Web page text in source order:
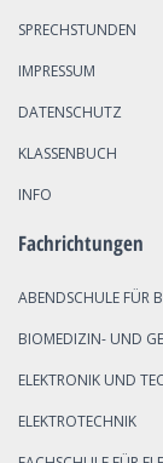
SPRECHSTUNDEN
IMPRESSUM
DATENSCHUTZ
KLASSENBUCH
INFO
Fachrichtungen
ABENDSCHULE FÜR
BIOMEDIZIN- UND
ELEKTRONIK UND
ELEKTROTECHNIK